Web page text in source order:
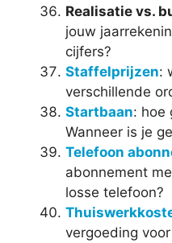
Realisatie vs.
jouw
cijfers?
Staffelprijzen:
verschillende
Startbaan: hoe
Wanneer is je
Telefoon
abonnement
losse telefoon?
vergoeding